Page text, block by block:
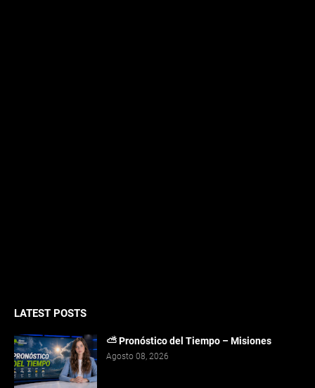
LATEST POSTS
⛅ Pronóstico del Tiempo – Misiones
Agosto 08, 2026